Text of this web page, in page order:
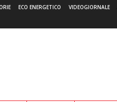
ECO ENERGETICO VIDEOGIORNALE